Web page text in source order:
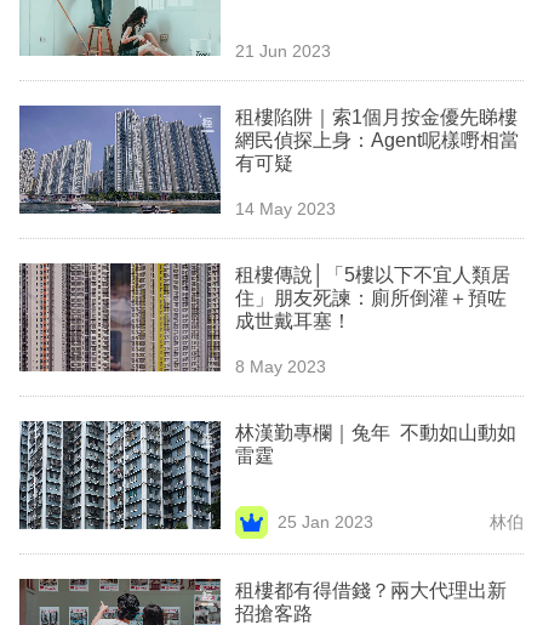
場
生
時
事
欄
訂
閱
區
21 Jun 2023
租樓陷阱｜索1個月按金優先睇樓
網民偵探上身：Agent呢樣嘢相當
有可疑
14 May 2023
租樓傳說│「5樓以下不宜人類居
住」朋友死諫：廁所倒灌＋預咗
成世戴耳塞！
8 May 2023
林漢勤專欄｜兔年 不動如山動如
雷霆
25 Jan 2023 林伯
租樓都有得借錢？兩大代理出新
招搶客路